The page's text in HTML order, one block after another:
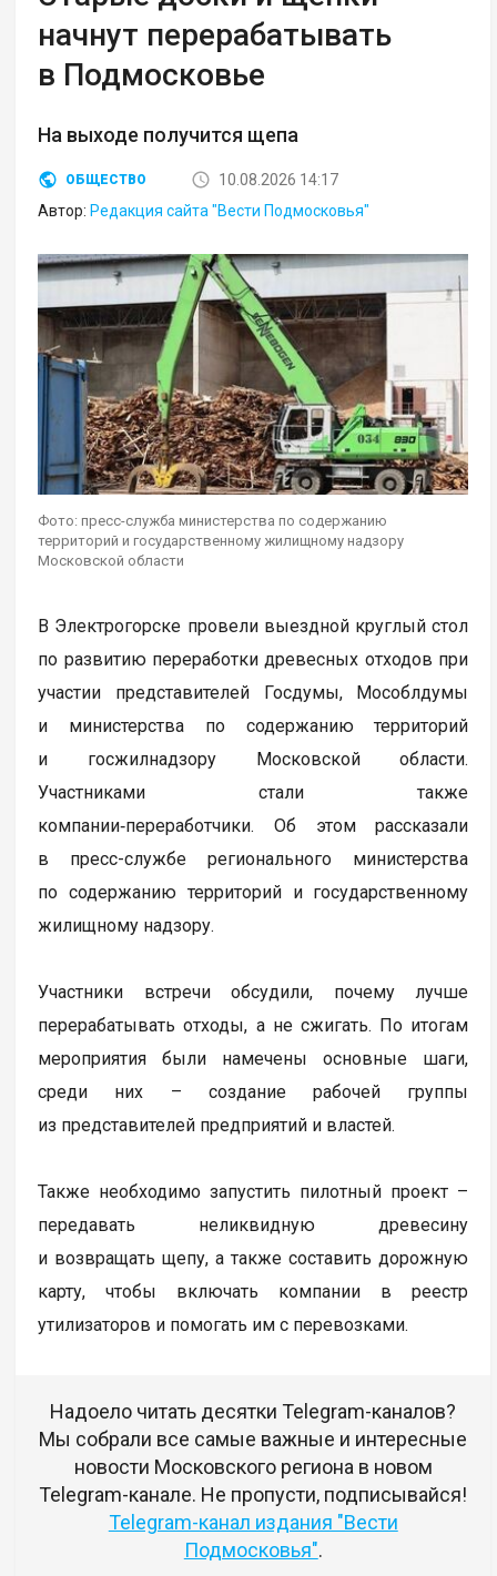
начнут перерабатывать
в Подмосковье
На выходе получится щепа
ОБЩЕСТВО
10.08.2026 14:17
Автор: Редакция сайта "Вести Подмосковья"
Фото: пресс-служба министерства по содержанию
территорий и государственному жилищному надзору
Московской области
В Электрогорске провели выездной круглый стол
по развитию переработки древесных отходов при
участии представителей Госдумы, Мособлдумы
и министерства по содержанию территорий
и госжилнадзору Московской области.
Участниками стали также
компании‑переработчики. Об этом рассказали
в пресс-службе регионального министерства
по содержанию территорий и государственному
жилищному надзору.
Участники встречи обсудили, почему лучше
перерабатывать отходы, а не сжигать. По итогам
мероприятия были намечены основные шаги,
среди них – создание рабочей группы
из представителей предприятий и властей.
Также необходимо запустить пилотный проект –
передавать неликвидную древесину
и возвращать щепу, а также составить дорожную
карту, чтобы включать компании в реестр
утилизаторов и помогать им с перевозками.
Надоело читать десятки Telegram-каналов?
Мы собрали все самые важные и интересные
новости Московского региона в новом
Telegram-канале. Не пропусти, подписывайся!
Telegram-канал издания "Вести
Подмосковья".